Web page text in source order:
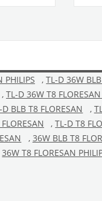
PHILIPS , TL-D 36W
, TL-D 36W T8 FLORESAN
D BLB T8 FLORESAN ,
, TL-D T8
, 36W BLB T8
36W T8 FLORESAN